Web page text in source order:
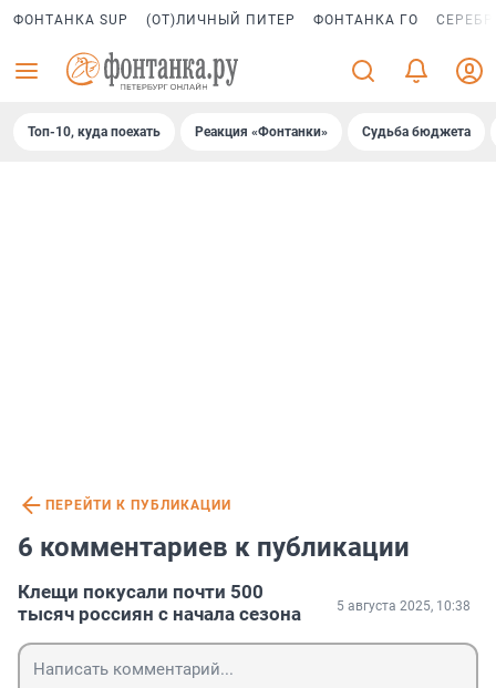
ФОНТАНКА SUP (ОТ)ЛИЧНЫЙ ПИТЕР ФОНТАНКА ГО
Топ-10, куда поехать Реакция «Фонтанки» Судьба бюджета
ПЕРЕЙТИ К ПУБЛИКАЦИИ
6 комментариев к публикации
Клещи покусали почти 500
тысяч россиян с начала сезона
5 августа 2025, 10:38